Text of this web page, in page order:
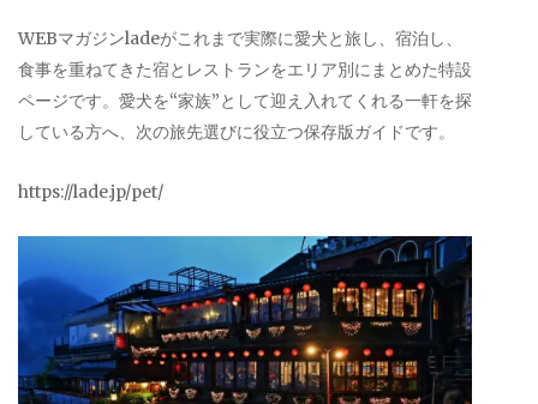
WEBマガジンladeがこれまで実際に愛犬と旅し、宿泊し、
食事を重ねてきた宿とレストランをエリア別にまとめた特設
ページです。愛犬を“家族”として迎え入れてくれる一軒を探
している方へ、次の旅先選びに役立つ保存版ガイドです。
https://lade.jp/pet/